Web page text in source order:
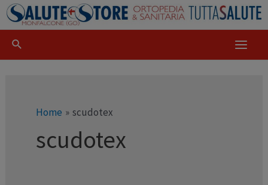
Home scudotex
scudotex